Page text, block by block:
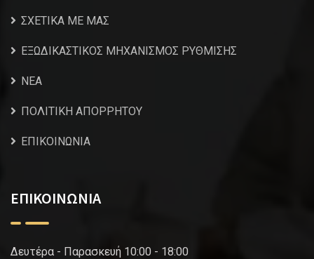
ΣΧΕΤΙΚΑ ΜΕ ΜΑΣ
ΕΞΩΔΙΚΑΣΤΙΚΟΣ ΜΗΧΑΝΙΣΜΟΣ ΡΥΘΜΙΣΗΣ
NEA
ΠΟΛΙΤΙΚΗ ΑΠΟΡΡΗΤΟΥ
ΕΠΙΚΟΙΝΩΝΙΑ
ΕΠΙΚΟΙΝΩΝΙΑ
Δευτέρα - Παρασκευή 10:00 - 18:00